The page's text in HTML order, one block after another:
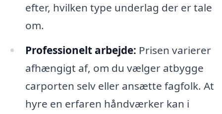
efter, hvilken type underlag der er tale
om.
Professionelt arbejde: Prisen varierer
afhængigt af, om du vælger atbygge
carporten selv eller ansætte fagfolk. At
hyre en erfaren håndværker kan i